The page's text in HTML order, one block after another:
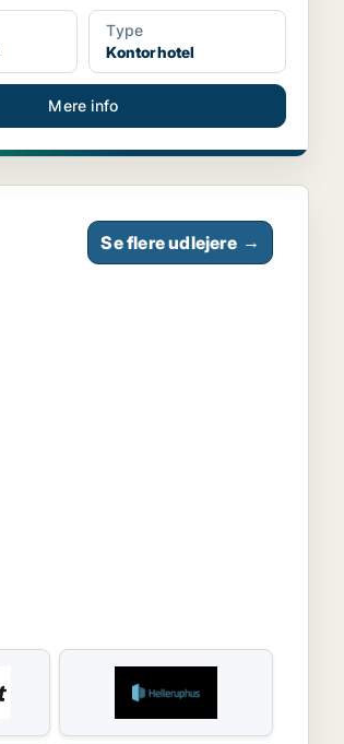
Type
Kontorhotel
Mere info
Se flere udlejere →